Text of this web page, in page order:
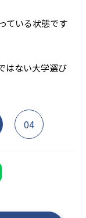
ている状態です
はない大学選び
04